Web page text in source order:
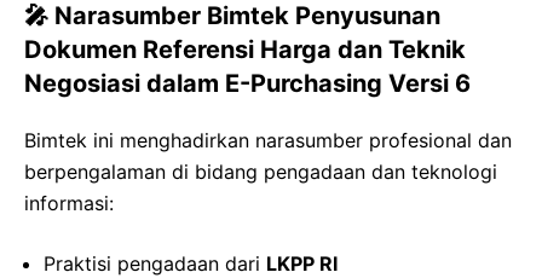
🎤 Narasumber Bimtek Penyusunan
Dokumen Referensi Harga dan Teknik
Negosiasi dalam E-Purchasing Versi 6
Bimtek ini menghadirkan narasumber profesional dan
berpengalaman di bidang pengadaan dan teknologi
informasi:
Praktisi pengadaan dari LKPP RI